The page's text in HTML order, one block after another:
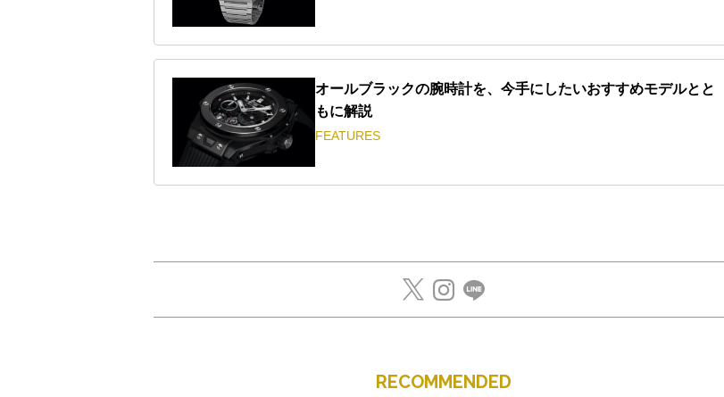
オールブラックの腕時計を、今手にしたいおすすめモデルとと
もに解説
FEATURES
RECOMMENDED